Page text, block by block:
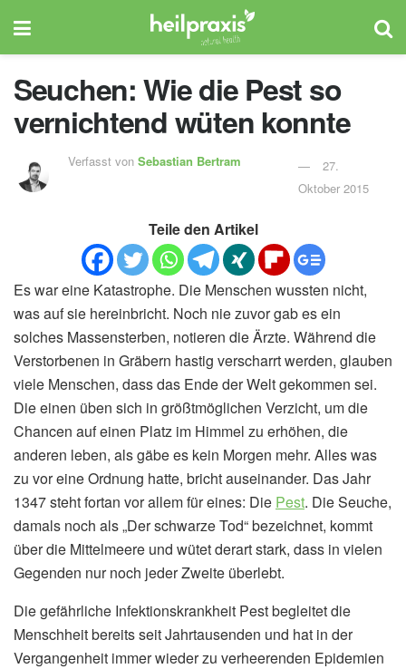
Seuchen: Wie die Pest so
vernichtend wüten konnte
Verfasst vonSebastian Bertram
27.
Oktober 2015
Teile den Artikel
Es war eine Katastrophe. Die Menschen wussten nicht,
was auf sie hereinbricht. Noch nie zuvor gab es ein
solches Massensterben, notieren die Ärzte. Während die
Verstorbenen in Gräbern hastig verscharrt werden, glauben
viele Menschen, dass das Ende der Welt gekommen sei.
Die einen üben sich in größtmöglichen Verzicht, um die
Chancen auf einen Platz im Himmel zu erhöhen, die
anderen leben, als gäbe es kein Morgen mehr. Alles was
zu vor eine Ordnung hatte, bricht auseinander. Das Jahr
1347 steht fortan vor allem für eines: Die Pest. Die Seuche,
damals noch als „Der schwarze Tod“ bezeichnet, kommt
über die Mittelmeere und wütet derart stark, dass in vielen
Gegenden nur noch jeder Zweite überlebt.
Die gefährliche Infektionskrankheit Pest begleitet die
Menschheit bereits seit Jahrtausenden und hat in der
Vergangenheit immer wieder zu verheerenden Epidemien